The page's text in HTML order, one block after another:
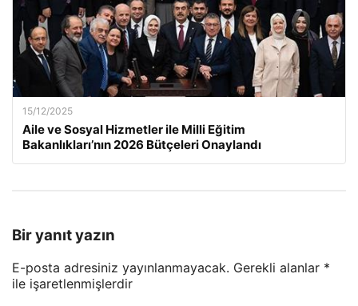
15/12/2025
Aile ve Sosyal Hizmetler ile Milli Eğitim
Bakanlıkları’nın 2026 Bütçeleri Onaylandı
Bir yanıt yazın
E-posta adresiniz yayınlanmayacak. Gerekli alanlar *
ile işaretlenmişlerdir